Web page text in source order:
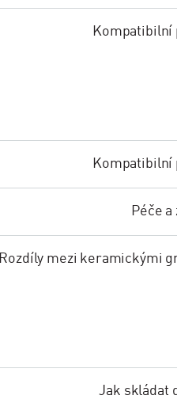
Kompatibilní
Kompatibilní
Péče
Rozdíly mezi keramickými
Jak skládat